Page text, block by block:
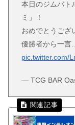
本日のジムバト
ミ」！
おめでとうござ
優勝者から一言
pic.twitter.com/
— TCG BAR